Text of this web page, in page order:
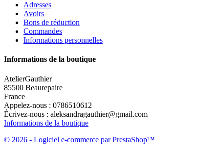
Adresses
Avoirs
Bons de réduction
Commandes
Informations personnelles
Informations de la boutique
AtelierGauthier
85500 Beaurepaire
France
Appelez-nous : 0786510612
Écrivez-nous : aleksandragauthier@gmail.com
Informations de la boutique
© 2026 - Logiciel e-commerce par PrestaShop™